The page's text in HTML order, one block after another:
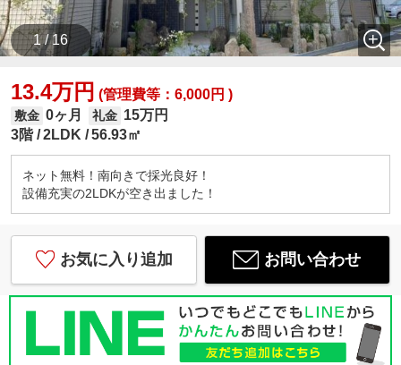
1 / 16
13.4万円 (管理費等：6,000円 )
敷金 0ヶ月 礼金 15万円
3階 2LDK 56.93㎡
ネット無料！南向きで採光良好！
設備充実の2LDKが空き出ました！
お気に入り追加 お問い合わせ